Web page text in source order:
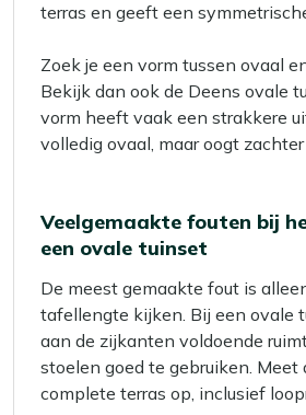
terras en geeft een
Zoek je een vorm tussen ovaal
Bekijk dan ook de Deens ovale
vorm heeft vaak een strakkere
volledig ovaal, maar oogt
Veelgemaakte fouten bij
een ovale tuinset
De meest gemaakte fout is
tafellengte kijken. Bij een ovale
aan de zijkanten voldoende
stoelen goed te gebruiken.
complete terras op, inclusief